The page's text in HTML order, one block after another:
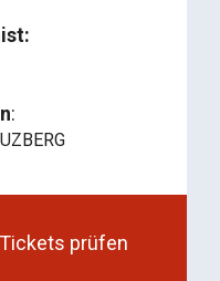
:
prüfen